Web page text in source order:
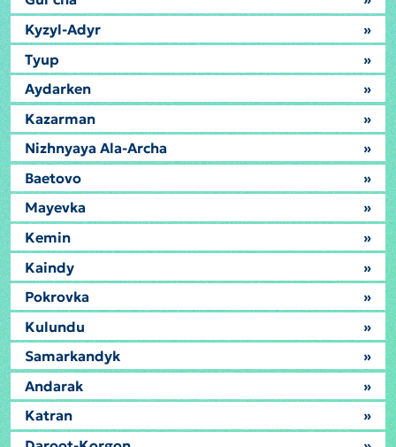
Kyzyl-Adyr
»
Tyup
»
Aydarken
»
Kazarman
»
Nizhnyaya Ala-Archa
»
Baetovo
»
Mayevka
»
Kemin
»
Kaindy
»
Pokrovka
»
Kulundu
»
Samarkandyk
»
Andarak
»
Katran
»